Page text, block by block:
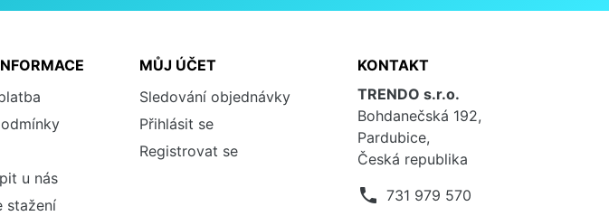
u nás
stažení
MŮJ ÚČET
Sledování objednávky
Přihlásit se
Registrovat se
KONTAKT
TRENDO s.r.o.
Bohdanečská 192,
Pardubice,
Česká republika
phone 731 979 570